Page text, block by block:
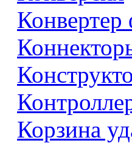
Конвертер
Корзина